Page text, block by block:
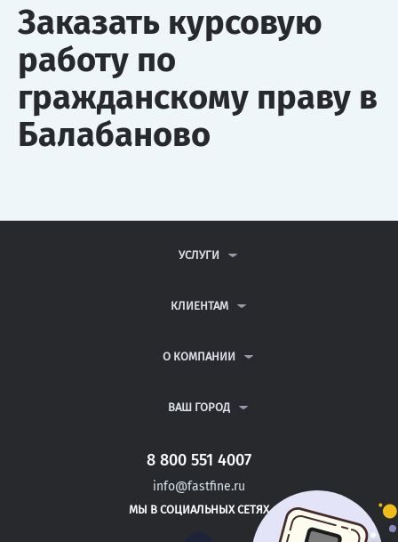
Заказать курсовую
работу по
гражданскому праву в
Балабаново
УСЛУГИ
ДИПЛОМНЫЕ РАБОТЫ
РЕФЕРАТЫ
КЛИЕНТАМ
ВОПРОСЫ И ОТВЕТЫ
ПОЛИТИКА КОНФИДЕНЦИАЛЬНОСТИ
О КОМПАНИИ
КОНТАКТЫ
ВАШ ГОРОД
САНКТ-ПЕТЕРБУРГ
ЖЕЛЕЗНОВОДСК
ПРАСКОВЕЯ
8 800 551 4007
info@fastfine.ru
МЫ В СОЦИАЛЬНЫХ СЕТЯХ